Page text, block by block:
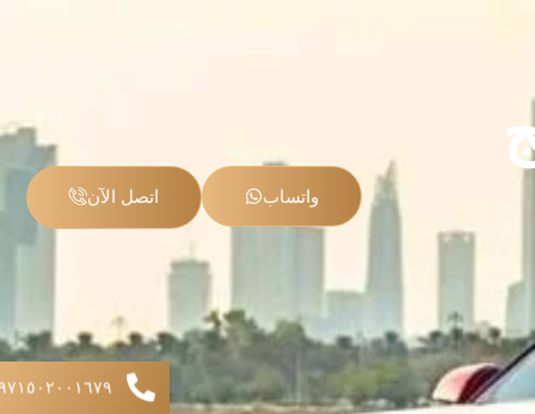
اتصل الآن واتساب
+۹۷۱٥۰۲۰۰۱٦۷۹